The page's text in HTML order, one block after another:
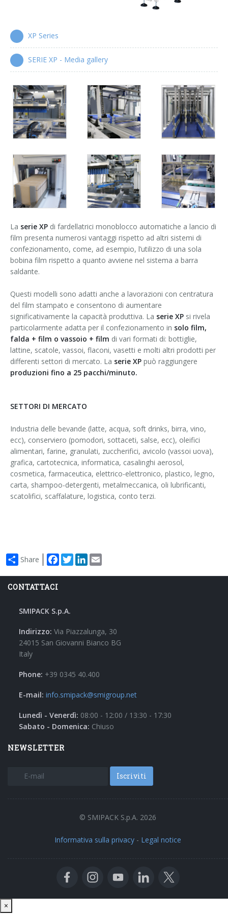
Cartonatrici wrap-around
Serie WPS
Manigliatrici automatiche
XP Series
SERIE XP - Media gallery
La serie XP di fardellatrici monoblocco automatiche a lancio di
film presenta numerosi vantaggi rispetto ad altri sistemi di
confezionamento, come, ad esempio, l’utilizzo di una sola
bobina film rispetto a quanto avviene nel sistema a barra
saldante.
Questi modelli sono adatti anche a lavorazioni con centratura
del film stampato e consentono di aumentare
significativamente la capacità produttiva. La serie XP si rivela
particolarmente adatta per il confezionamento in solo film,
falda + film o vassoio + film di vari formati di: bottiglie,
lattine, scatole, vassoi, flaconi, vasetti e molti altri prodotti per
differenti settori di mercato. La serie XP può raggiungere
produzioni fino a 25 pacchi/minuto.
SETTORI DI MERCATO
Industria delle bevande (latte, acqua, soft drinks, birra, vino,
ecc), conserviero (pomodori, sottaceti, salse, ecc), oleifici
alimentari, farine, granulati, zuccherifici, avicolo (vassoi uova),
grafica, cartotecnica, informatica, casalinghi aerosol,
cosmetica, farmaceutica, elettrico-elettronico, plastico, legno,
carta, shampoo-detergenti, metalmeccanica, oli lubrificanti,
scatolifici, scaffalature, logistica, conto terzi.
Share Facebook
TwitterLinkedIn
CONTATTACI
SMIPACK S.p.A.
Indirizzo: Via Piazzalunga, 30
24015 San Giovanni Bianco BG
Italy
Phone: +39 0345 40.400
E-mail: info.smipack@smigroup.net
Lunedì - Venerdì: 08:00 - 12:00 / 13:30 - 17:30
Sabato - Domenica: Chiuso
NEWSLETTER
Iscriviti
© SMIPACK S.p.A. 2026
Informativa sulla privacy - Legal notice
×